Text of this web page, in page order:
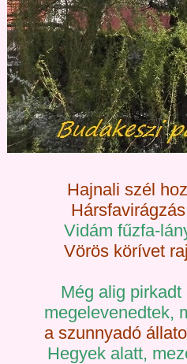
Hajnali szél
Vidám fűzfa-
Vörös körívet
Még alig
megelevenedtek,
a szunnyadó
Hegyek alatt,